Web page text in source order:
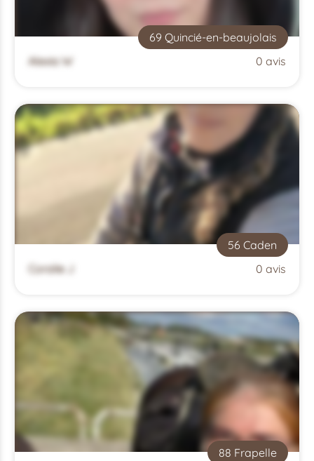
69 Quincié-en-beaujolais
Alexia W
0 avis
56 Caden
Coralie J
0 avis
88 Frapelle